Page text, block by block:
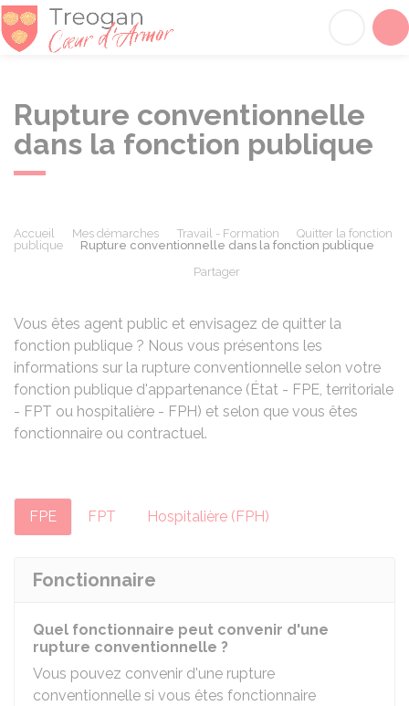
Rupture conventionnelle
dans la fonction publique
Accueil Mes démarches Travail - Formation
Quitter la fonction
publique
Rupture conventionnelle dans la fonction publique
Partager
Vous êtes agent public et envisagez de quitter la
fonction publique ? Nous vous présentons les
informations sur la rupture conventionnelle selon votre
fonction publique d'appartenance (État - FPE, territoriale
- FPT ou hospitalière - FPH) et selon que vous êtes
fonctionnaire ou contractuel.
FPE FPT Hospitalière (FPH)
Fonctionnaire
Quel fonctionnaire peut convenir d'une
rupture conventionnelle ?
Vous pouvez convenir d'une rupture
conventionnelle si vous êtes fonctionnaire